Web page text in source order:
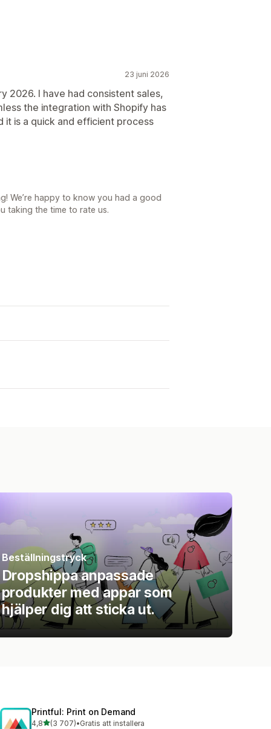
23 juni 2026
2026. I have had consistent sales,
the integration with Shopify has
it is a quick and efficient process
We’re happy to know you had a good
taking the time to rate us.
Beställningstryck
Dropshippa anpassade
produkter med appar som
hjälper dig att sticka ut.
Printful: Print on Demand
4,8av 5 stjärnor
(3 707)•Gratis att installera